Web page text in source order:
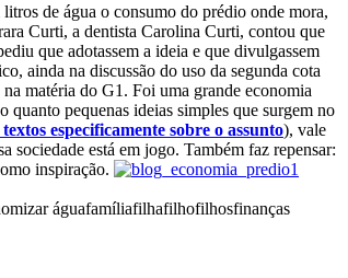
de água o consumo do prédio onde mora,
Curti, a dentista Carolina Curti, contou que
que adotassem a ideia e que divulgassem
ainda na discussão do uso da segunda cota
matéria do G1. Foi uma grande economia
pequenas ideias simples que surgem no
especificamente sobre o assunto), vale
sociedade está em jogo. Também faz repensar:
inspiração.
águafamíliafilhafilhofilhosfinanças